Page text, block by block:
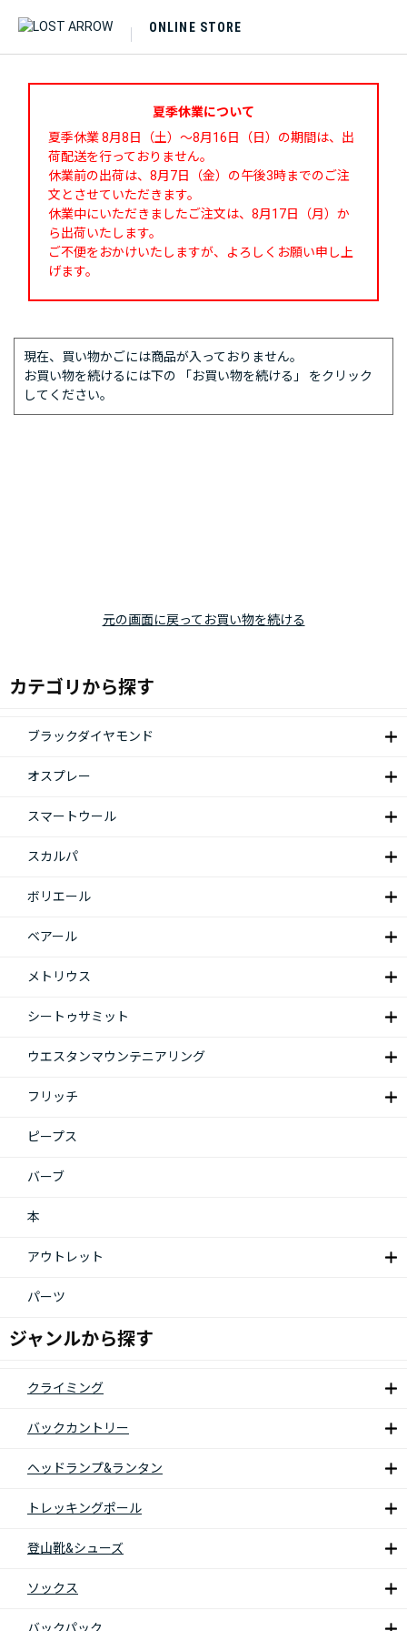
ONLINE STORE
夏季休業について
夏季休業 8月8日（土）～8月16日（日）の期間は、出
荷配送を行っておりません。
休業前の出荷は、8月7日（金）の午後3時までのご注
文とさせていただきます。
休業中にいただきましたご注文は、8月17日（月）か
ら出荷いたします。
ご不便をおかけいたしますが、よろしくお願い申し上
げます。
現在、買い物かごには商品が入っておりません。
お買い物を続けるには下の 「お買い物を続ける」 をクリック
してください。
元の画面に戻ってお買い物を続ける
カテゴリから探す
ブラックダイヤモンド
オスプレー
スマートウール
スカルパ
ボリエール
ベアール
メトリウス
シートゥサミット
ウエスタンマウンテニアリング
フリッチ
ピープス
バーブ
本
アウトレット
パーツ
ジャンルから探す
クライミング
バックカントリー
ヘッドランプ&ランタン
トレッキングポール
登山靴&シューズ
ソックス